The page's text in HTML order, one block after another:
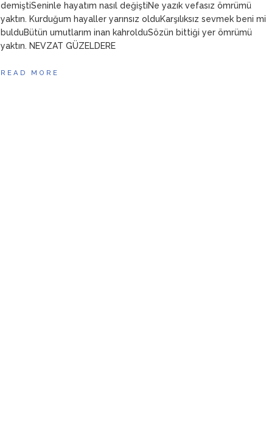
demiştiSeninle hayatım nasıl değiştiNe yazık vefasız ömrümü
yaktın. Kurduğum hayaller yarınsız olduKarşılıksız sevmek beni mi
bulduBütün umutlarım inan kahrolduSözün bittiği yer ömrümü
yaktın. NEVZAT GÜZELDERE
READ MORE